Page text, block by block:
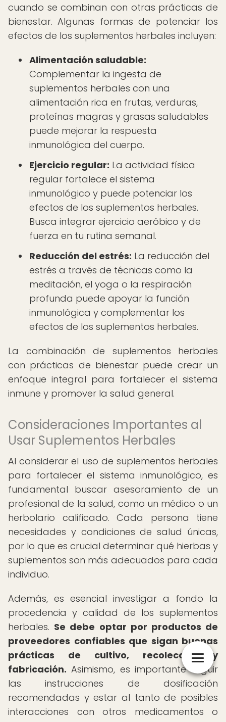
cuando se combinan con otras prácticas de
bienestar. Algunas formas de potenciar los
efectos de los suplementos herbales incluyen:
Alimentación saludable:
Complementar la ingesta de
suplementos herbales con una
alimentación rica en frutas, verduras,
proteínas magras y grasas saludables
puede mejorar la respuesta
inmunológica del cuerpo.
Ejercicio regular: La actividad física
regular fortalece el sistema
inmunológico y puede potenciar los
efectos de los suplementos herbales.
Busca integrar ejercicio aeróbico y de
fuerza en tu rutina semanal.
Reducción del estrés: La reducción del
estrés a través de técnicas como la
meditación, el yoga o la respiración
profunda puede apoyar la función
inmunológica y complementar los
efectos de los suplementos herbales.
La combinación de suplementos herbales
con prácticas de bienestar puede crear un
enfoque integral para fortalecer el sistema
inmune y promover la salud general.
Consideraciones Importantes al
Usar Suplementos Herbales
Al considerar el uso de suplementos herbales
para fortalecer el sistema inmunológico, es
fundamental buscar asesoramiento de un
profesional de la salud, como un médico o un
herbolario calificado. Cada persona tiene
necesidades y condiciones de salud únicas,
por lo que es crucial determinar qué hierbas y
suplementos son más adecuados para cada
individuo.
Además, es esencial investigar a fondo la
procedencia y calidad de los suplementos
herbales. Se debe optar por productos de
proveedores confiables que sigan buenas
prácticas de cultivo, recolección y
fabricación. Asimismo, es importante seguir
las instrucciones de dosificación
recomendadas y estar al tanto de posibles
interacciones con otros medicamentos o